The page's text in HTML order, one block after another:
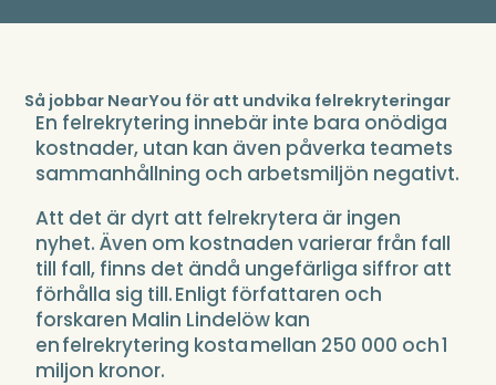
Så jobbar NearYou för att undvika felrekryteringar
En felrekrytering innebär inte bara onödiga
kostnader, utan kan även påverka teamets
sammanhållning och arbetsmiljön negativt.
Att det är dyrt att felrekrytera är ingen
nyhet. Även om kostnaden varierar från fall
till fall, finns det ändå ungefärliga siffror att
förhålla sig till. Enligt författaren och
forskaren Malin Lindelöw kan
en felrekrytering kosta mellan 250 000 och 1
miljon kronor.